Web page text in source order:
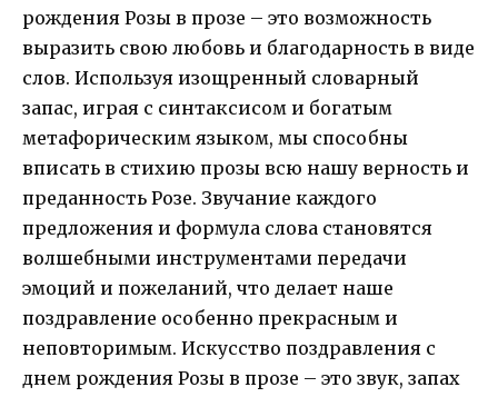
рождения Розы в прозе – это возможность
выразить свою любовь и благодарность в виде
слов. Используя изощренный словарный
запас, играя с синтаксисом и богатым
метафорическим языком, мы способны
вписать в стихию прозы всю нашу верность и
преданность Розе. Звучание каждого
предложения и формула слова становятся
волшебными инструментами передачи
эмоций и пожеланий, что делает наше
поздравление особенно прекрасным и
неповторимым. Искусство поздравления с
днем рождения Розы в прозе – это звук, запах